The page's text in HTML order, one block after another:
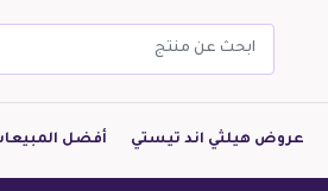
عروض هيلثي اند تيستي أفضل